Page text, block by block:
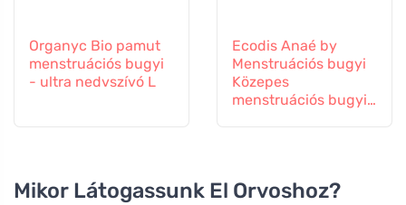
Organyc Bio pamut
menstruációs bugyi
- ultra nedvszívó L
Ecodis Anaé by
Menstruációs bugyi
Közepes
menstruációs bugyi
Mikor Látogassunk El Orvoshoz?